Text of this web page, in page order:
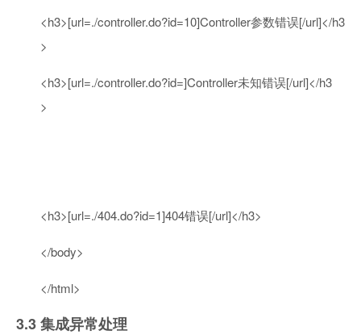
<h3>[url=./controller.do?id=10]Controller参数错误[/url]</h3
>
<h3>[url=./controller.do?id=]Controller未知错误[/url]</h3
>
<h3>[url=./404.do?id=1]404错误[/url]</h3>
</body>
</html>
3.3 集成异常处理